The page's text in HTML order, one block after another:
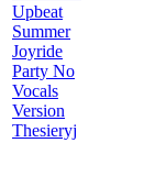
Upbeat
Summer
Joyride
Party No
Vocals
Version
Thesieryj